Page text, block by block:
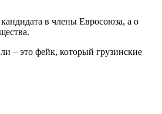
в члены Евросоюза, а о
– это фейк, который грузинские